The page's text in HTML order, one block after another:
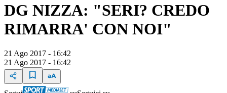
DG NIZZA: "SERI? CREDO
RIMARRA' CON NOI"
21 Ago 2017 - 16:42
21 Ago 2017 - 16:42